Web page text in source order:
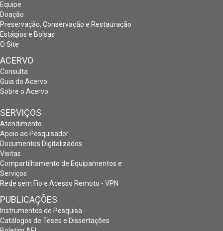
Equipe
Doação
Preservação, Conservação e Restauração
Estágios e Bolsas
O Site
ACERVO
Consulta
Guia do Acervo
Sobre o Acervo
SERVIÇOS
Atendimento
Apoio ao Pesquisador
Documentos Digitalizados
Visitas
Compartilhamento de Equipamentos e
Serviços
Rede sem Fio e Acesso Remoto - VPN
PUBLICAÇÕES
Instrumentos de Pesquisa
Catálogos de Teses e Dissertações